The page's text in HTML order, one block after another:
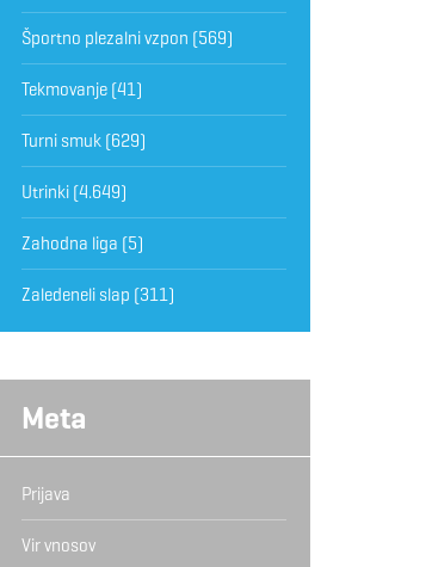
Športno plezalni vzpon (569)
Tekmovanje(41)
Turni smuk(629)
Utrinki(4.649)
Zahodna liga (5)
Zaledeneli slap (311)
Meta
Prijava
Vir vnosov